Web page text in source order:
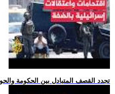
.. تجدد القصف المتبادل بين الحكومة